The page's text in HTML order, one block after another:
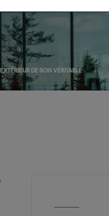
DE BOIS VÉRITABLE